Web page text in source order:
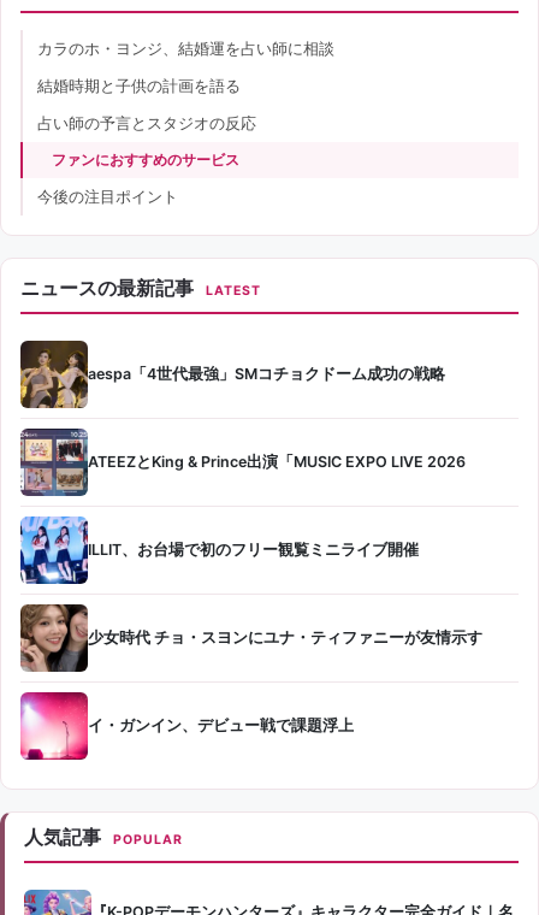
カラのホ・ヨンジ、結婚運を占い師に相談
結婚時期と子供の計画を語る
占い師の予言とスタジオの反応
ファンにおすすめのサービス
今後の注目ポイント
ニュースの最新記事 LATEST
aespa「4世代最強」SMコチョクドーム成功の戦略
ATEEZとKing & Prince出演「MUSIC EXPO LIVE 2026
ILLIT、お台場で初のフリー観覧ミニライブ開催
少女時代 チョ・スヨンにユナ・ティファニーが友情示す
イ・ガンイン、デビュー戦で課題浮上
人気記事 POPULAR